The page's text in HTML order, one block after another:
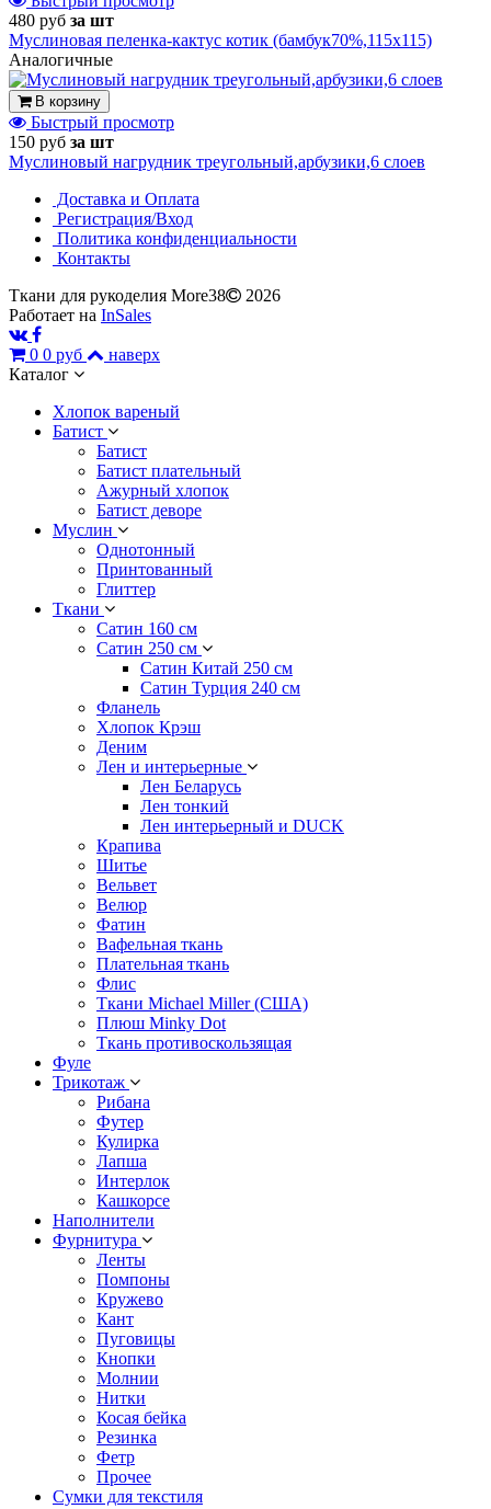
480 руб за шт
Муслиновая пеленка-кактус котик (бамбук70%,115х115)
Аналогичные
В корзину
Быстрый просмотр
150 руб за шт
Муслиновый нагрудник треугольный,арбузики,6 слоев
Доставка и Оплата
Регистрация/Вход
Политика конфиденциальности
Контакты
Ткани для рукоделия More38
2026
Работает на InSales
0 0 руб
наверх
Каталог
Хлопок вареный
Батист
Батист
Батист плательный
Ажурный хлопок
Батист деворе
Муслин
Однотонный
Принтованный
Глиттер
Ткани
Сатин 160 см
Сатин 250 см
Сатин Китай 250 см
Сатин Турция 240 см
Фланель
Хлопок Крэш
Деним
Лен и интерьерные
Лен Беларусь
Лен тонкий
Лен интерьерный и DUCK
Крапива
Шитье
Вельвет
Велюр
Фатин
Вафельная ткань
Плательная ткань
Флис
Ткани Michael Miller (США)
Плюш Minky Dot
Ткань противоскользящая
Фуле
Трикотаж
Рибана
Футер
Кулирка
Лапша
Интерлок
Кашкорсе
Наполнители
Фурнитура
Ленты
Помпоны
Кружево
Кант
Пуговицы
Кнопки
Молнии
Нитки
Косая бейка
Резинка
Фетр
Прочее
Сумки для текстиля